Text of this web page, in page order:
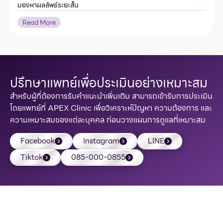
มองหาผลลัพธ์ระยะสั้น
Read More
ปรึกษาแพทย์เพื่อประเมินอย่างเหมาะสม
สำหรับผู้ที่ต้องการรับคำแนะนำเพิ่มเติม สามารถเข้ารับการประเมิน
โดยแพทย์ที่ APEX Clinic เพื่อวิเคราะห์ปัญหา ความต้องการ และ
ความเหมาะสมของแต่ละบุคคล ก่อนวางแผนการดูแลที่เหมาะสม
Facebook Instagram
LINE
Tiktok
085-000-0855